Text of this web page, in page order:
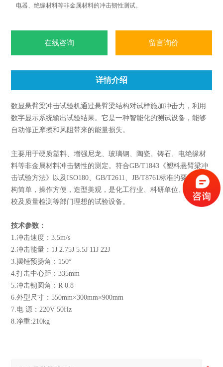
电器、绝缘材料等非金属材料的冲击韧性测试。
在线咨询 留言询价
详情介绍
数显悬臂梁冲击试验机通过悬臂梁结构对试样施加冲击力，利用
数字显示系统输出试验结果。它是一种智能化的测试设备，能够
自动修正摩擦和风阻带来的能量损失。
主要用于硬质塑料、增强尼龙、玻璃钢、陶瓷、铸石、电绝缘材
料等非金属材料冲击韧性的测定。符合GB/T1843《塑料悬臂梁冲
击试验方法》以及ISO180、GB/T2611、JB/T8761标准的要求。结
构简单，操作方便，造型美观，是化工行业、科研单位、大专院
校及质量检测等部门理想的试验设备。
技术参数：
1.冲击速度：3.5m/s
2.冲击能量：1J 2.75J 5.5J 11J 22J
3.摆锤预扬角：150°
4.打击中心距：335mm
5.冲击韧圆角：R 0.8
6.外型尺寸：550mm×300mm×900mm
7.电 源：220V 50Hz
8.净重:210kg